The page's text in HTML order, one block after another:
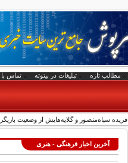
مطالب تازه تبلیغات در بیتوته تماس با
فریده سپاه‌منصور و گلایه‌هایش از وضعیت
آخرین اخبار فرهنگی - هنری